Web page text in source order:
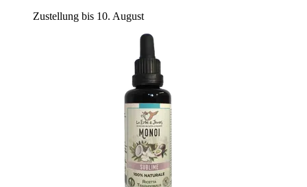
Zustellung bis 10. August